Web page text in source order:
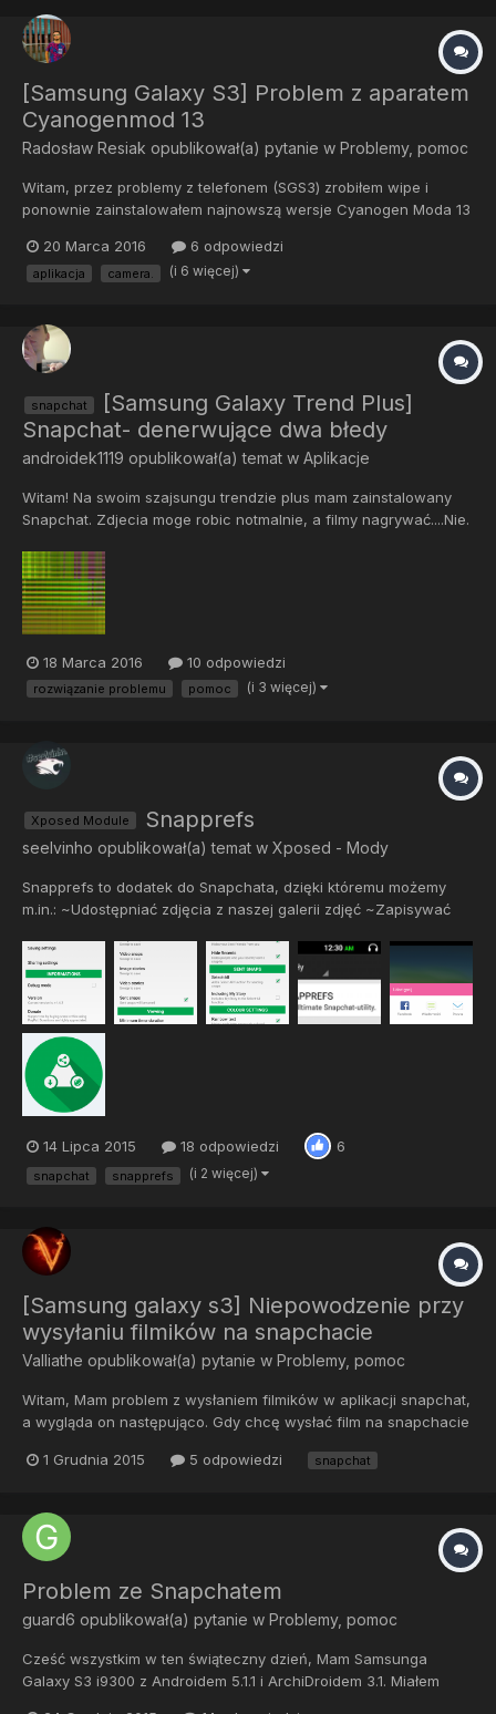
[Samsung Galaxy S3] Problem z aparatem
Cyanogenmod 13
Radosław Resiak opublikował(a) pytanie w Problemy, pomoc
Witam, przez problemy z telefonem (SGS3) zrobiłem wipe i
ponownie zainstalowałem najnowszą wersje Cyanogen Moda 13
"Niestety, aplikacja Galeria została zatrzymana" przy kliknięciu w
ikonę. Przy włączeniu aplikacji Snapchat po załadowaniu gdy u...
20 Marca 2016 6 odpowiedzi
aplikacja camera. (i 6 więcej)
snapchat
[Samsung Galaxy Trend Plus]
Snapchat- denerwujące dwa błedy
androidek1119 opublikował(a) temat w Aplikacje
Witam! Na swoim szajsungu trendzie plus mam zainstalowany
Snapchat. Zdjecia moge robic notmalnie, a filmy nagrywać....Nie.
Następnym błędem jest czarny ekran podczas nsgrywania
twarzy z tymi maskami.
18 Marca 2016 10 odpowiedzi
rozwiązanie problemu pomoc (i 3 więcej)
Xposed Module Snapprefs
seelvinho opublikował(a) temat w Xposed - Mody
Snapprefs to dodatek do Snapchata, dzięki któremu możemy
m.in.: ~Udostępniać zdjęcia z naszej galerii zdjęć ~Zapisywać
~Zapisywać zdjęcia z czatu ~Wysyłać zdjęcia lub filmy do
wszystkich jednym kliknięciem ~Lepiej formatować tekst I wiele
wiele in...
14 Lipca 2015 18 odpowiedzi 6
snapchat snapprefs (i 2 więcej)
[Samsung galaxy s3] Niepowodzenie przy
wysyłaniu filmików na snapchacie
Valliathe opublikował(a) pytanie w Problemy, pomoc
Witam, Mam problem z wysłaniem filmików w aplikacji snapchat,
a wygląda on następująco. Gdy chcę wysłać film na snapchacie
wyskakuje niepowodzenie i tak cały czas, znacie jakieś sposoby
1 Grudnia 2015 5 odpowiedzi snapchat
Problem ze Snapchatem
guard6 opublikował(a) pytanie w Problemy, pomoc
Cześć wszystkim w ten świąteczny dzień, Mam Samsunga
Galaxy S3 i9300 z Androidem 5.1.1 i ArchiDroidem 3.1. Miałem